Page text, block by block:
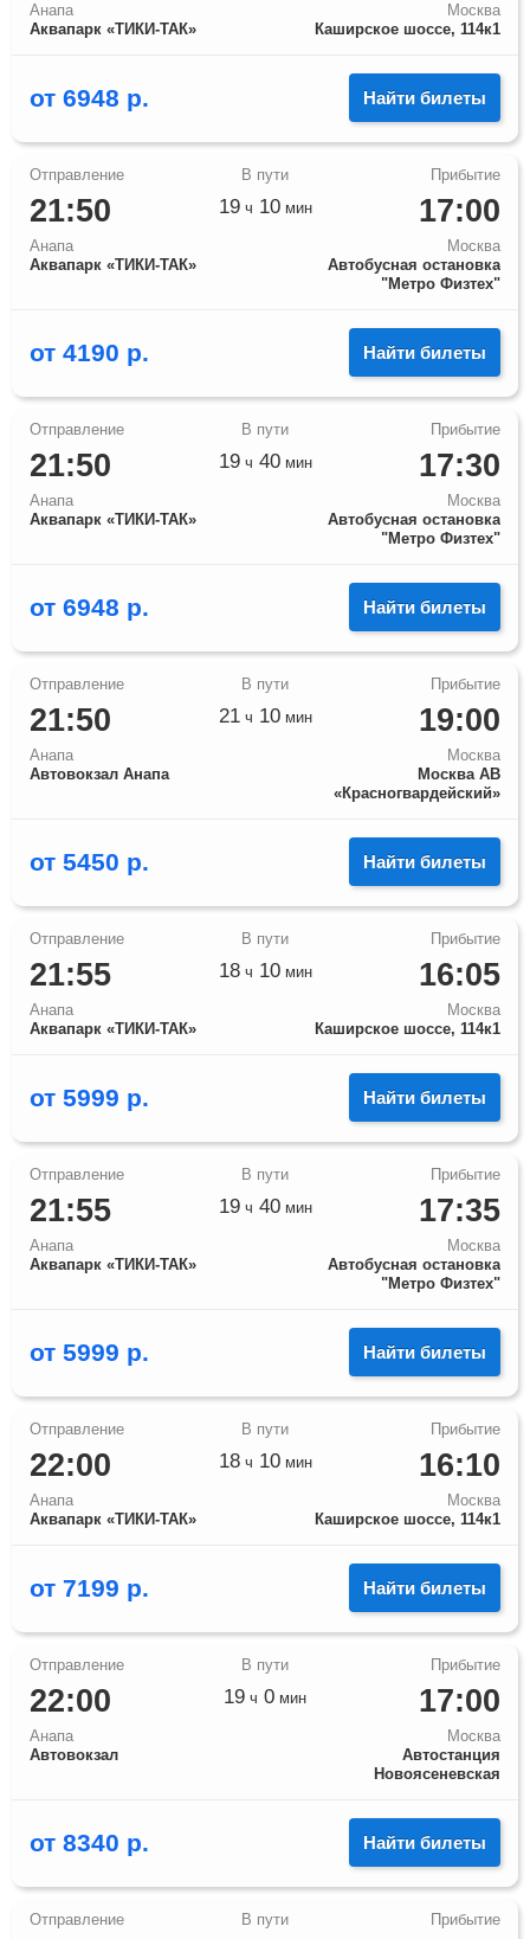
Анапа
Аквапарк «ТИКИ-ТАК»
Москва
Каширское шоссе, 114к1
от 6948 р. Найти билеты
21:50
Анапа
Аквапарк «ТИКИ-ТАК»
17:00
Москва
Автобусная остановка
"Метро Физтех"
19ч 10мин
от 4190 р. Найти билеты
21:50
Анапа
Аквапарк «ТИКИ-ТАК»
17:30
Москва
Автобусная остановка
"Метро Физтех"
19ч 40мин
от 6948 р. Найти билеты
21:50
Анапа
Автовокзал Анапа
19:00
Москва
Москва АВ
«Красногвардейский»
21ч 10мин
от 5450 р. Найти билеты
21:55
Анапа
Аквапарк «ТИКИ-ТАК»
16:05
Москва
Каширское шоссе, 114к1
18ч 10мин
от 5999 р. Найти билеты
21:55
Анапа
Аквапарк «ТИКИ-ТАК»
17:35
Москва
Автобусная остановка
"Метро Физтех"
19ч 40мин
от 5999 р. Найти билеты
22:00
Анапа
Аквапарк «ТИКИ-ТАК»
16:10
Москва
Каширское шоссе, 114к1
18ч 10мин
от 7199 р. Найти билеты
22:00
Анапа
Автовокзал
17:00
Москва
Автостанция
Новоясеневская
19 ч 0 мин
от 8340 р. Найти билеты